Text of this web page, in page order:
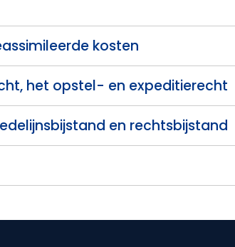
kosten
het opstel- en expeditierecht
en rechtsbijstand